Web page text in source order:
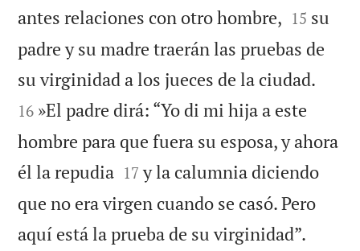
antes relaciones con otro hombre, 

15 su
padre y su madre traerán las pruebas de
su virginidad a los jueces de la ciudad.
16 »El padre dirá: “Yo di mi hija a este
hombre para que fuera su esposa, y ahora
él la repudia 

17 y la calumnia diciendo
que no era virgen cuando se casó. Pero
aquí está la prueba de su virginidad”.